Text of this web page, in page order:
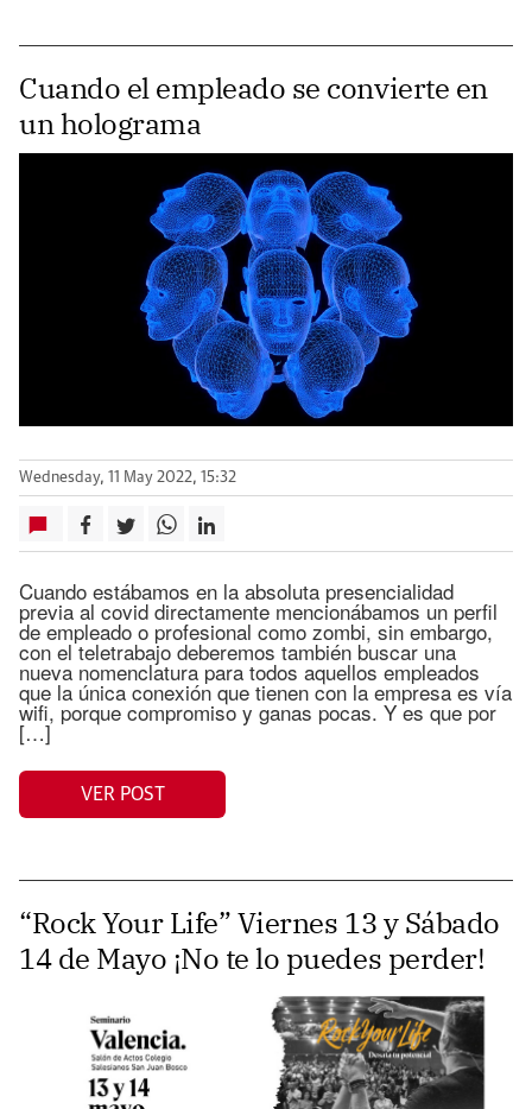
Cuando el empleado se convierte en
un holograma
Wednesday, 11 May 2022, 15:32
Cuando estábamos en la absoluta presencialidad
previa al covid directamente mencionábamos un perfil
de empleado o profesional como zombi, sin embargo,
con el teletrabajo deberemos también buscar una
nueva nomenclatura para todos aquellos empleados
que la única conexión que tienen con la empresa es vía
wifi, porque compromiso y ganas pocas. Y es que por
[…]
VER POST
“Rock Your Life” Viernes 13 y Sábado
14 de Mayo ¡No te lo puedes perder!